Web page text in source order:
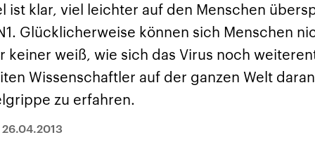
gehören die
Einfluss auf das
Terrororganisation
auf Israel hat in der
Gewalt entfacht. Israel
zerstören. Diese wird wie
vom Iran unterstützt.
1979 auch
von einem
regierter Staat im
zu Israel und zu
ist klar, viel leichter auf den Menschen
Glücklicherweise können sich Menschen
keiner weiß, wie sich das Virus noch
Wissenschaftler auf der ganzen Welt
zu erfahren.
26.04.2013